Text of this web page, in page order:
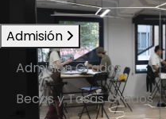
Admisión
Admisión Grados
Becas y Tasas Grados